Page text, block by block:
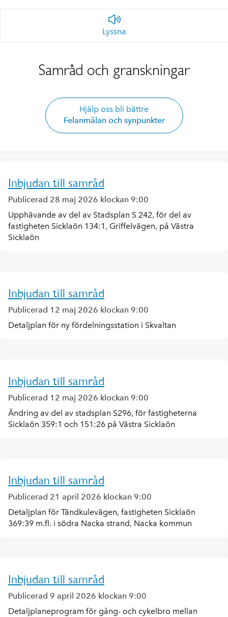
Lyssna
Samråd och granskningar
Hjälp oss bli bättre
Felanmälan och synpunkter
Inbjudan till samråd
Publicerad 28 maj 2026 klockan 9:00
Upphävande av del av Stadsplan S 242, för del av
fastigheten Sicklaön 134:1, Griffelvägen, på Västra
Sicklaön
Inbjudan till samråd
Publicerad 12 maj 2026 klockan 9:00
Detaljplan för ny fördelningsstation i Skvaltan
Inbjudan till samråd
Publicerad 12 maj 2026 klockan 9:00
Ändring av del av stadsplan S296, för fastigheterna
Sicklaön 359:1 och 151:26 på Västra Sicklaön
Inbjudan till samråd
Publicerad 21 april 2026 klockan 9:00
Detaljplan för Tändkulevägen, fastigheten Sicklaön
369:39 m.fl. i södra Nacka strand, Nacka kommun
Inbjudan till samråd
Publicerad 9 april 2026 klockan 9:00
Detaljplaneprogram för gång- och cykelbro mellan